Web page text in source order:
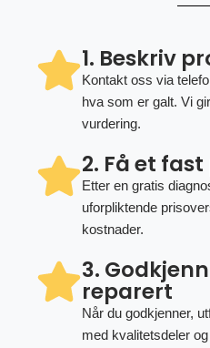
1. Beskriv
Kontakt oss via
hva som er galt. Vi
vurdering.
2. Få et
Etter en gratis
uforpliktende
kostnader.
3.
reparert
Når du godkjenner,
med kvalitetsdeler